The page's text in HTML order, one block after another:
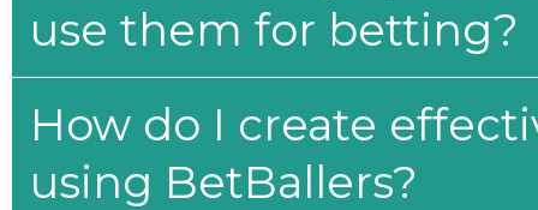
use them for betting?
How do I create
using BetBallers?